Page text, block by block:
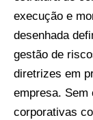
execução e
desenhada
gestão de
diretrizes em
empresa. Sem
corporativas